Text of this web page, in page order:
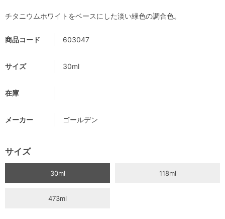
商品コード 603047
サイズ 30ml
在庫
メーカー ゴールデン
サイズ
30ml 118ml
473ml
チタニウムホワイトをベースにした淡い緑色の調合色。